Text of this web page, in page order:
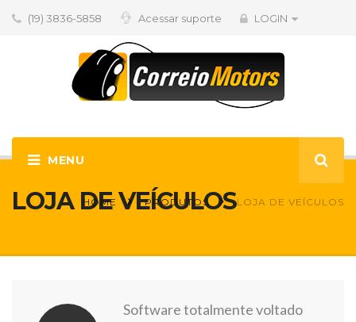
(19) 3836-5858 Acessar suporte LOGIN
LOJA DE VEÍCULOS
HOME PRODUTOS LOJA DE VEÍCULOS
Software totalmente voltado